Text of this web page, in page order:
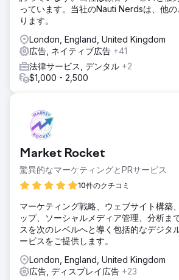
Shopify• カタログとフィードの最適化
品フィード（サイズ/色）、在庫と価格の
設計：認知（動画/ルックブック）→検討
ョンページ）→購入（動的カート取得）•
作 + ホワイトリスト：ホワイトリストを
リエイターと編集コンテンツをメディア
クイック最適化：クリエイティブとラン
結果と価値 Lein Digitalは、Özgür
に適したカタログ/データドリブン、プ
ト、スケーラブルな成長モデルを構築し
成果：• CAC（CPA）↓、ROAS↑、新規
維持・増加 • ローンチ時および割引期間
マンス拡張と持続可能な収益性 わずか1
トルコリラを突破。
エージェンシーページ
っています。当社のNauti Nerdsは、他
ります。
London, England, United Kingdom
広告, ネイティブ広告 +41
法律サービス, デンタル +2
$1,000 - 2,500
Market Rocket
驚異的なマーケティングとPRサービス
10件のクチコミ
マーケティング戦略、ウェブサイト構築
ップ、ソーシャルメディア管理、分析ま
スを次のレベルへと導く包括的なデジタ
ービスをご提供します。
London, England, United Kingdom
広告, ディスプレイ広告 +23